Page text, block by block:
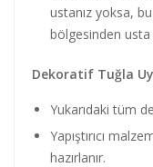
ustanız yoksa,
bölgesinden
Dekoratif Tuğla
Yukarıdaki tüm
Yapıştırıcı
hazırlanır.